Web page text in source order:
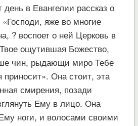
в Евангелии рассказ о
яже во многие
? воспоет о ней Церковь в
ощутившая Божество,
чин, рыдающи миро Тебе
приносит». Она стоит, эта
смирения, позади
Ему в лицо. Она
ноги, и волосами своими